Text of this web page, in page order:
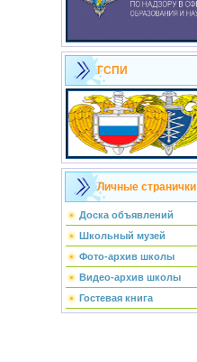
ГСПИ
Личные странички
Доска объявлений
Школьный музей
Фото-архив школы
Видео-архив школы
Гостевая книга